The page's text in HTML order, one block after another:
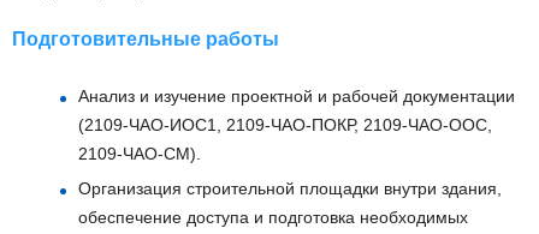
Подготовительные работы
Анализ и изучение проектной и рабочей документации
(2109-ЧАО-ИОС1, 2109-ЧАО-ПОКР, 2109-ЧАО-ООС,
2109-ЧАО-СМ).
Организация строительной площадки внутри здания,
обеспечение доступа и подготовка необходимых